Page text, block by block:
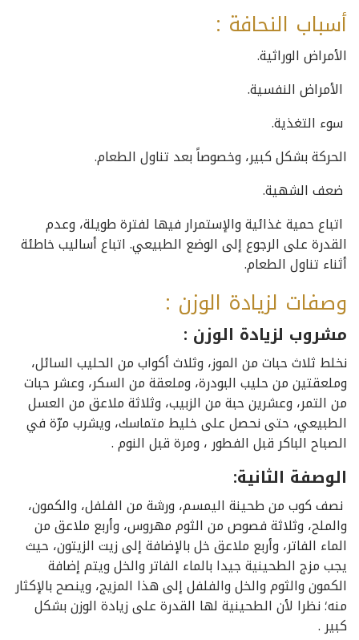
أسباب النحافة :
الأمراض الوراثية.
الأمراض النفسية.
سوء التغذية.
الحركة بشكل كبير، وخصوصاً بعد تناول الطعام.
ضعف الشهية.
اتباع حمية غذائية والإستمرار فيها لفترة طويلة، وعدم
القدرة على الرجوع إلى الوضع الطبيعي. اتباع أساليب خاطئة
أثناء تناول الطعام.
وصفات لزيادة الوزن :
مشروب لزيادة الوزن :
نخلط ثلاث حبات من الموز، وثلاث أكواب من الحليب السائل،
وملعقتين من حليب البودرة، وملعقة من السكر، وعشر حبات
من التمر، وعشرين حبة من الزبيب، وثلاثة ملاعق من العسل
الطبيعي، حتى نحصل على خليط متماسك، ويشرب مرّة في
الصباح الباكر قبل الفطور ، ومرة قبل النوم .
الوصفة الثانية:
نصف كوب من طحينة اليمسم، ورشة من الفلفل، والكمون،
والملح، وثلاثة فصوص من الثوم مهروس، وأربع ملاعق من
الماء الفاتر، وأربع ملاعق خل بالإضافة إلى زيت الزيتون، حيث
يجب مزج الطحينية جيدا بالماء الفاتر والخل ويتم إضافة
الكمون والثوم والخل والفلفل إلى هذا المزيج، وينصح بالإكثار
منه؛ نظرا لأن الطحينية لها القدرة على زيادة الوزن بشكل
كبير .